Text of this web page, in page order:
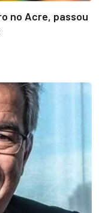
no Acre, passou